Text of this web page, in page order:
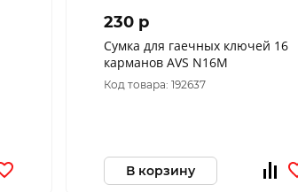
230 p
Сумка для гаечных ключей 16
карманов AVS N16M
Код товара: 192637
В корзину